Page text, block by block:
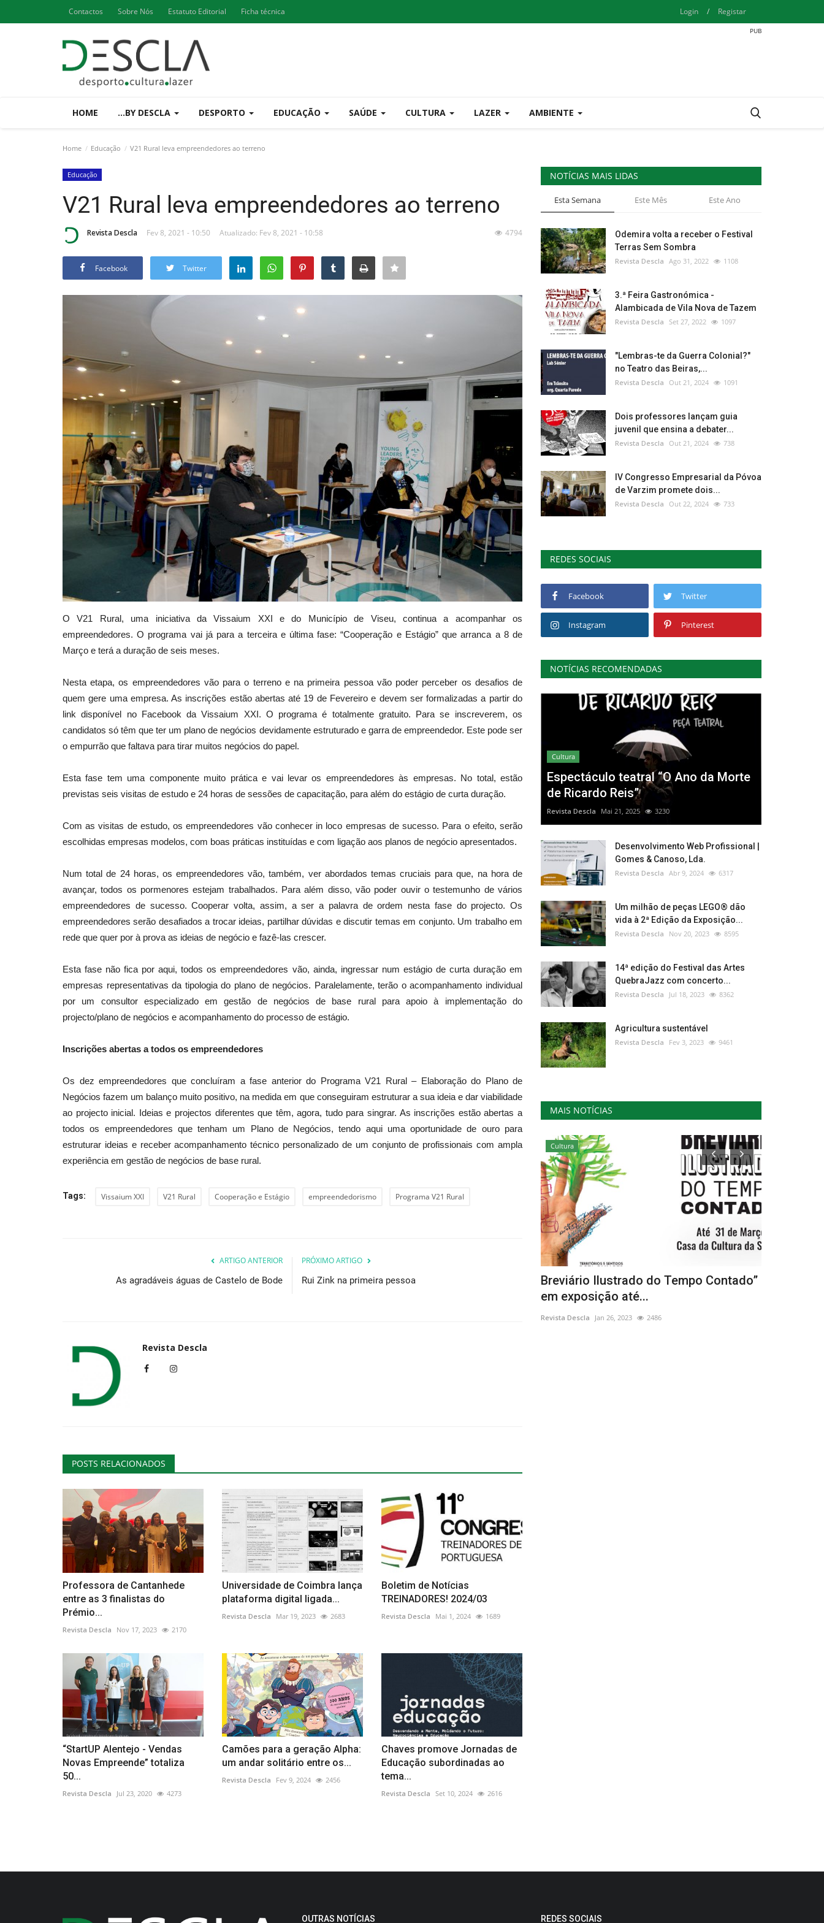
Contactos Sobre Nós Estatuto Editorial Ficha técnica Login / Registar
HOME ...BY DESCLA DESPORTO EDUCAÇÃO SAÚDE CULTURA LAZER AMBIENTE
Home Educação V21 Rural leva empreendedores ao terreno
Educação
V21 Rural leva empreendedores ao terreno
Revista Descla Fev 8, 2021 - 10:50 Atualizado: Fev 8, 2021 - 10:58 4794
Facebook Twitter
O V21 Rural, uma iniciativa da Vissaium XXI e do Município de Viseu, continua a acompanhar os
empreendedores. O programa vai já para a terceira e última fase: “Cooperação e Estágio” que arranca a 8 de
Março e terá a duração de seis meses.
Nesta etapa, os empreendedores vão para o terreno e na primeira pessoa vão poder perceber os desafios de
quem gere uma empresa. As inscrições estão abertas até 19 de Fevereiro e devem ser formalizadas a partir do
link disponível no Facebook da Vissaium XXI. O programa é totalmente gratuito. Para se inscreverem, os
candidatos só têm que ter um plano de negócios devidamente estruturado e garra de empreendedor. Este pode ser
o empurrão que faltava para tirar muitos negócios do papel.
Esta fase tem uma componente muito prática e vai levar os empreendedores às empresas. No total, estão
previstas seis visitas de estudo e 24 horas de sessões de capacitação, para além do estágio de curta duração.
Com as visitas de estudo, os empreendedores vão conhecer in loco empresas de sucesso. Para o efeito, serão
escolhidas empresas modelos, com boas práticas instituídas e com ligação aos planos de negócio apresentados.
Num total de 24 horas, os empreendedores vão, também, ver abordados temas cruciais para que, na hora de
avançar, todos os pormenores estejam trabalhados. Para além disso, vão poder ouvir o testemunho de vários
empreendedores de sucesso. Cooperar volta, assim, a ser a palavra de ordem nesta fase do projecto. Os
empreendedores serão desafiados a trocar ideias, partilhar dúvidas e discutir temas em conjunto. Um trabalho em
rede que quer por à prova as ideias de negócio e fazê-las crescer.
Esta fase não fica por aqui, todos os empreendedores vão, ainda, ingressar num estágio de curta duração em
empresas representativas da tipologia do plano de negócios. Paralelamente, terão o acompanhamento individual
por um consultor especializado em gestão de negócios de base rural para apoio à implementação do
projecto/plano de negócios e acompanhamento do processo de estágio.
Inscrições abertas a todos os empreendedores
Os dez empreendedores que concluíram a fase anterior do Programa V21 Rural – Elaboração do Plano de
Negócios fazem um balanço muito positivo, na medida em que conseguiram estruturar a sua ideia e dar viabilidade
ao projecto inicial. Ideias e projectos diferentes que têm, agora, tudo para singrar. As inscrições estão abertas a
todos os empreendedores que tenham um Plano de Negócios, tendo aqui uma oportunidade de ouro para
estruturar ideias e receber acompanhamento técnico personalizado de um conjunto de profissionais com ampla
experiência em gestão de negócios de base rural.
Tags: Vissaium XXI V21 Rural Cooperação e Estágio empreendedorismo Programa V21 Rural
ARTIGO ANTERIOR
As agradáveis águas de Castelo de Bode
PRÓXIMO ARTIGO
Rui Zink na primeira pessoa
Revista Descla
POSTS RELACIONADOS
Professora de Cantanhede
entre as 3 finalistas do
Prémio...
Revista Descla Nov 17, 2023 2170
Universidade de Coimbra lança
plataforma digital ligada...
Revista Descla Mar 19, 2023 2683
Boletim de Notícias
TREINADORES! 2024/03
Revista Descla Mai 1, 2024 1689
“StartUP Alentejo - Vendas
Novas Empreende” totaliza
50...
Revista Descla Jul 23, 2020 4273
Camões para a geração Alpha:
um andar solitário entre os...
Revista Descla Fev 9, 2024 2456
Chaves promove Jornadas de
Educação subordinadas ao
tema...
Revista Descla Set 10, 2024 2616
NOTÍCIAS MAIS LIDAS
Esta Semana Este Mês Este Ano
Odemira volta a receber o Festival
Terras Sem Sombra
Revista Descla Ago 31, 2022 1108
3.ª Feira Gastronómica -
Alambicada de Vila Nova de Tazem
Revista Descla Set 27, 2022 1097
"Lembras-te da Guerra Colonial?"
no Teatro das Beiras,...
Revista Descla Out 21, 2024 1091
Dois professores lançam guia
juvenil que ensina a debater...
Revista Descla Out 21, 2024 738
IV Congresso Empresarial da Póvoa
de Varzim promete dois...
Revista Descla Out 22, 2024 733
REDES SOCIAIS
Facebook Twitter
Instagram Pinterest
NOTÍCIAS RECOMENDADAS
Cultura
Espectáculo teatral “O Ano da Morte
de Ricardo Reis”
Revista Descla Mai 21, 2025 3230
Desenvolvimento Web Profissional |
Gomes & Canoso, Lda.
Revista Descla Abr 9, 2024 6317
Um milhão de peças LEGO® dão
vida à 2ª Edição da Exposição...
Revista Descla Nov 20, 2023 8595
14ª edição do Festival das Artes
QuebraJazz com concerto...
Revista Descla Jul 18, 2023 8362
Agricultura sustentável
Revista Descla Fev 3, 2023 9461
MAIS NOTÍCIAS
Cultura
“Linhas de Escrita: O acervo
Cultura
Rotary Club de Montemor-o-Velho
Cultura
Breviário Ilustrado do Tempo Contado”
em exposição até...
Revista Descla Jan 26, 2023 2486
OUTRAS NOTÍCIAS REDES SOCIAIS